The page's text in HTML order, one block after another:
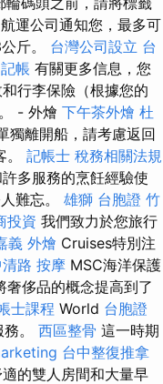
航運公司通知您，最多可
斤。 台灣公司設立 台
記帳 有關更多信息，您
行李保險（根據您的
- 外燴 下午茶外燴 杜
獨離開船，請考慮返回
記帳士 稅務相關法規
多服務的烹飪經驗使
難忘。 雄獅 台胞證 竹
投資 我們致力於您旅行
義 外燴 Cruises特別注
路 按摩 MSC海洋保護
奢侈品的概念提高到了
士課程 World 台胞證
。 西區整骨 這一時期
台中整復推拿
的雙人房間和大量早